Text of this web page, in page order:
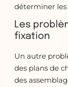
déterminer les
Les
fixation
Un autre
des plans de
des